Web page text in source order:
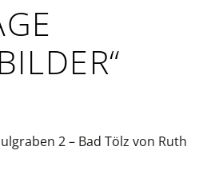
2 – Bad Tölz von Ruth